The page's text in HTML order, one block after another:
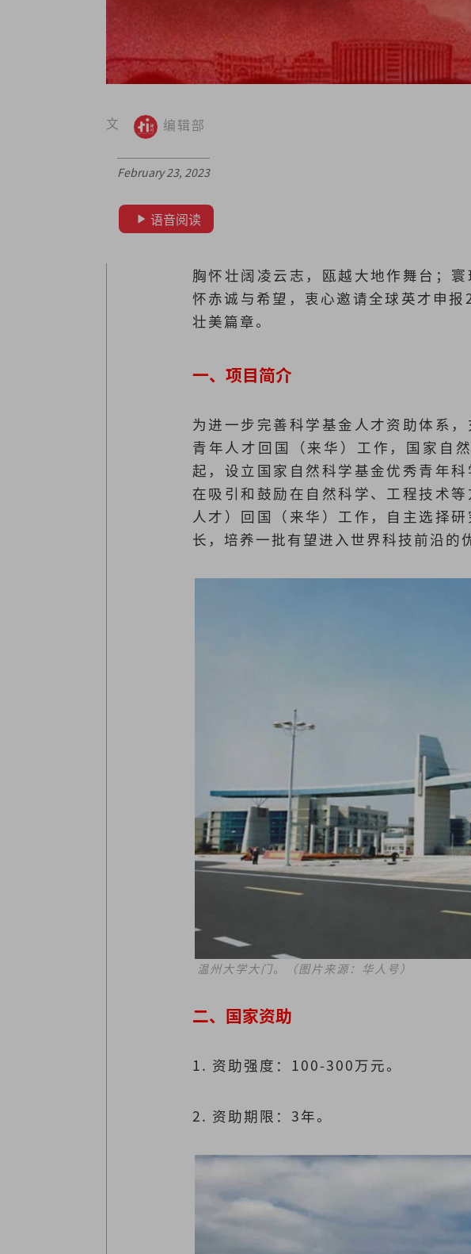
文 编辑部
February 23, 2023
语音阅读
胸怀壮阔凌云志，瓯越大地作舞台；
怀赤诚与希望，衷心邀请全球英才申
壮美篇章。
一、项目简介
为进一步完善科学基金人才资助体系
青年人才回国（来华）工作，国家自
起，设立国家自然科学基金优秀青年
在吸引和鼓励在自然科学、工程技术
人才）回国（来华）工作，自主选择
长，培养一批有望进入世界科技前沿的
温州大学大门。（图片来源：华人号）
二、国家资助
1. 资助强度：100-300万元。
2. 资助期限：3年。